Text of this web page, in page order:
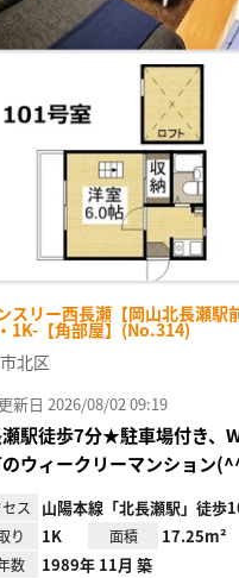
スリー西長瀬【岡山北長瀬駅前
1K-【角部屋】(No.314)
北区
新日 2026/08/02 09:19
駅徒歩7分★駐車場付き、
のウィークリーマンション
ス 山陽本線「北長瀬駅」徒歩
り 1K 面積 17.25m²
数 1989年 11月 築